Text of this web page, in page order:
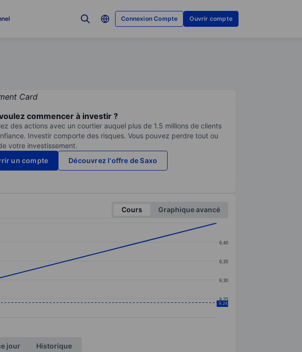
Connexion Compte Ouvrir compte
commencer à investir ?
des actions avec un courtier auquel plus de 1.5 millions de clients
Investir comporte des risques. Vous pouvez perdre tout ou
votre investissement.
un compte
Découvrez l'offre de Saxo
Cours
Graphique avancé
9,25
9,30
9,35
9,40
9,24
jour Historique